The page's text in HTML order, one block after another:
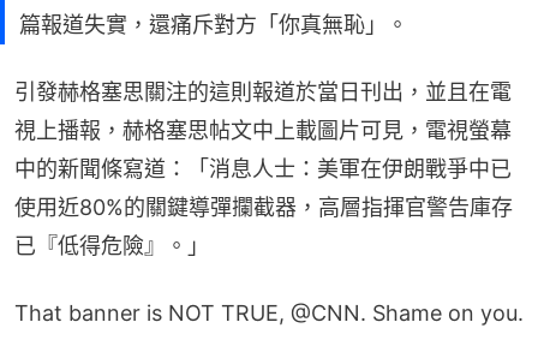
篇報道失實，還痛斥對方「你真無恥」。
引發赫格塞思關注的這則報道於當日刊出，並且在電
視上播報，赫格塞思帖文中上載圖片可見，電視螢幕
中的新聞條寫道：「消息人士：美軍在伊朗戰爭中已
使用近80%的關鍵導彈攔截器，高層指揮官警告庫存
已『低得危險』。」
That banner is NOT TRUE, @CNN. Shame on you.